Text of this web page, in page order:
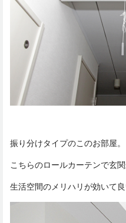
振り分けタイプのこのお部屋。
こちらのロールカーテンで玄
生活空間のメリハリが効いて